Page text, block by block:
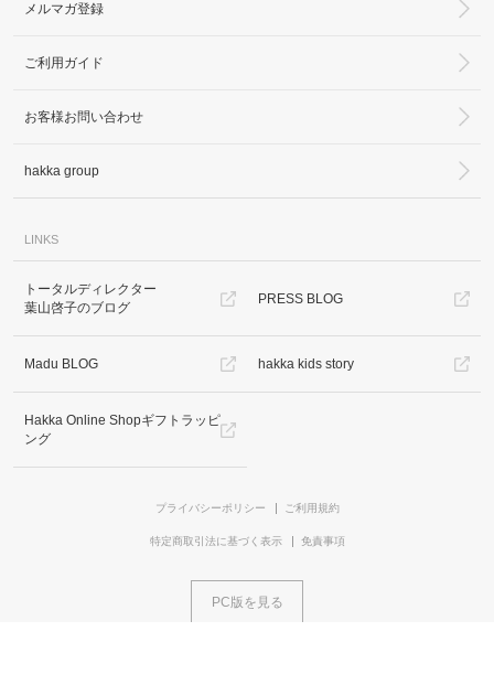
メルマガ登録
ご利用ガイド
お客様お問い合わせ
hakka group
LINKS
トータルディレクター
葉山啓子のブログ
PRESS BLOG
Madu BLOG hakka kids story
Hakka Online Shopギフトラッピ
ング
プライバシーポリシー ご利用規約
特定商取引法に基づく表示 免責事項
PC版を見る